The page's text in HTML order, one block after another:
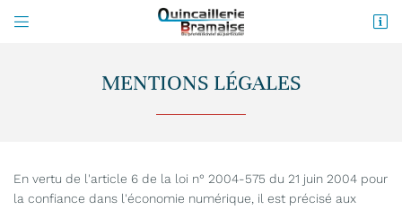
 
04 68 78 40 06MENTIONS LÉGALES
En vertu de l'article 6 de la loi n° 2004-575 du 21 juin 2004 pour
la confiance dans l'économie numérique, il est précisé aux